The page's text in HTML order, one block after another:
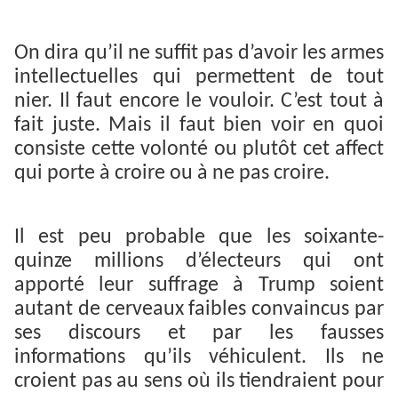
On dira qu’il ne suffit pas d’avoir les armes
intellectuelles qui permettent de tout
nier. Il faut encore le vouloir. C’est tout à
fait juste. Mais il faut bien voir en quoi
consiste cette volonté ou plutôt cet affect
qui porte à croire ou à ne pas croire.
Il est peu probable que les soixante-
quinze millions d’électeurs qui ont
apporté leur suffrage à Trump soient
autant de cerveaux faibles convaincus par
ses discours et par les fausses
informations qu’ils véhiculent. Ils ne
croient pas au sens où ils tiendraient pour